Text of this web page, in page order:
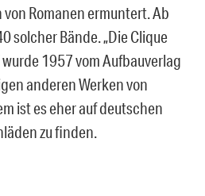
Romanen ermuntert. Ab
solcher Bände. „Die Clique
1957 vom Aufbauverlag
anderen Werken von
ist es eher auf deutschen
zu finden.